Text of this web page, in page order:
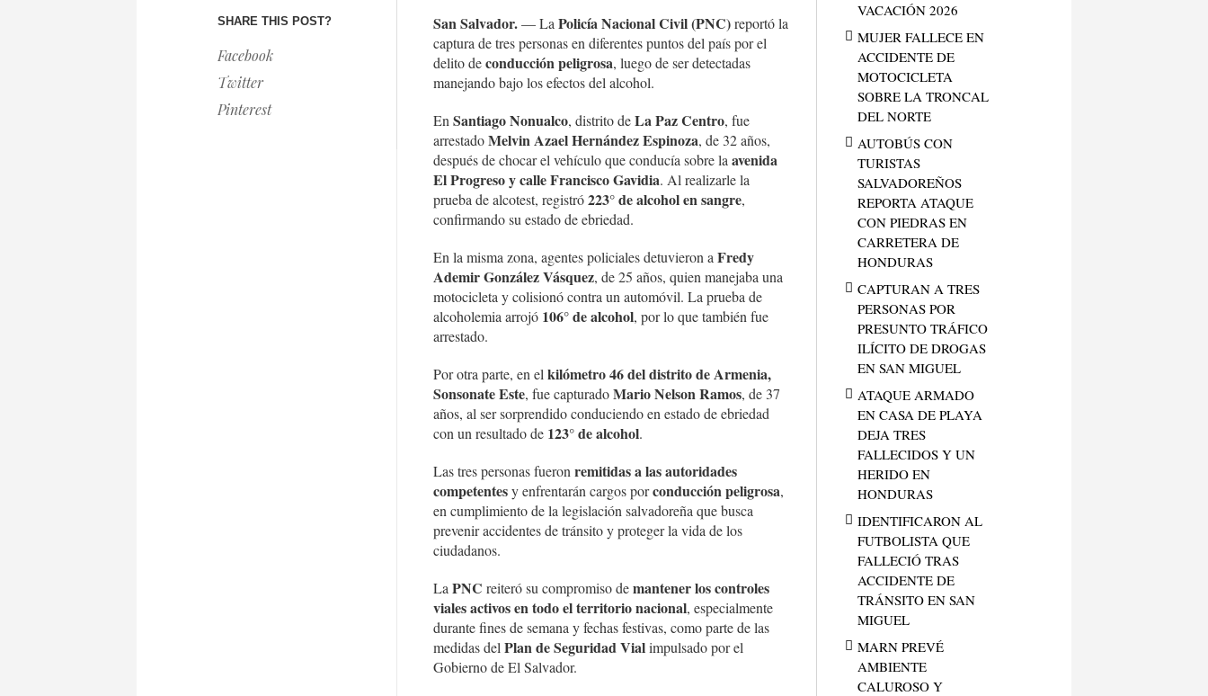
SHARE THIS POST?
Facebook
Twitter
Pinterest
San Salvador.— La Policía Nacional Civil (PNC)reportó la
captura de tres personas en diferentes puntos del país por el
delito deconducción peligrosa, luego de ser detectadas
manejando bajo los efectos del alcohol.
En Santiago Nonualco, distrito deLa Paz Centro, fue
arrestadoMelvin Azael Hernández Espinoza, de 32 años,
después de chocar el vehículo que conducía sobre la avenida
El Progreso y calle Francisco Gavidia. Al realizarle la
prueba de alcotest, registró223° de alcohol en sangre,
confirmando su estado de ebriedad.
En la misma zona, agentes policiales detuvieron a Fredy
Ademir González Vásquez, de 25 años, quien manejaba una
motocicleta y colisionó contra un automóvil. La prueba de
alcoholemia arrojó 106° de alcohol, por lo que también fue
arrestado.
Por otra parte, en el kilómetro 46 del distrito de Armenia,
Sonsonate Este, fue capturadoMario Nelson Ramos, de 37
años, al ser sorprendido conduciendo en estado de ebriedad
con un resultado de 123° de alcohol.
Las tres personas fueron remitidas a las autoridades
competentesy enfrentarán cargos porconducción peligrosa,
en cumplimiento de la legislación salvadoreña que busca
prevenir accidentes de tránsito y proteger la vida de los
ciudadanos.
La PNC reiteró su compromiso demantener los controles
viales activos en todo el territorio nacional, especialmente
durante fines de semana y fechas festivas, como parte de las
medidas del Plan de Seguridad Vialimpulsado por el
Gobierno de El Salvador.
VACACIÓN 2026
MUJER FALLECE EN
ACCIDENTE DE
MOTOCICLETA
SOBRE LA TRONCAL
DEL NORTE
AUTOBÚS CON
TURISTAS
SALVADOREÑOS
REPORTA ATAQUE
CON PIEDRAS EN
CARRETERA DE
HONDURAS
CAPTURAN A TRES
PERSONAS POR
PRESUNTO TRÁFICO
ILÍCITO DE DROGAS
EN SAN MIGUEL
ATAQUE ARMADO
EN CASA DE PLAYA
DEJA TRES
FALLECIDOS Y UN
HERIDO EN
HONDURAS
IDENTIFICARON AL
FUTBOLISTA QUE
FALLECIÓ TRAS
ACCIDENTE DE
TRÁNSITO EN SAN
MIGUEL
MARN PREVÉ
AMBIENTE
CALUROSO Y